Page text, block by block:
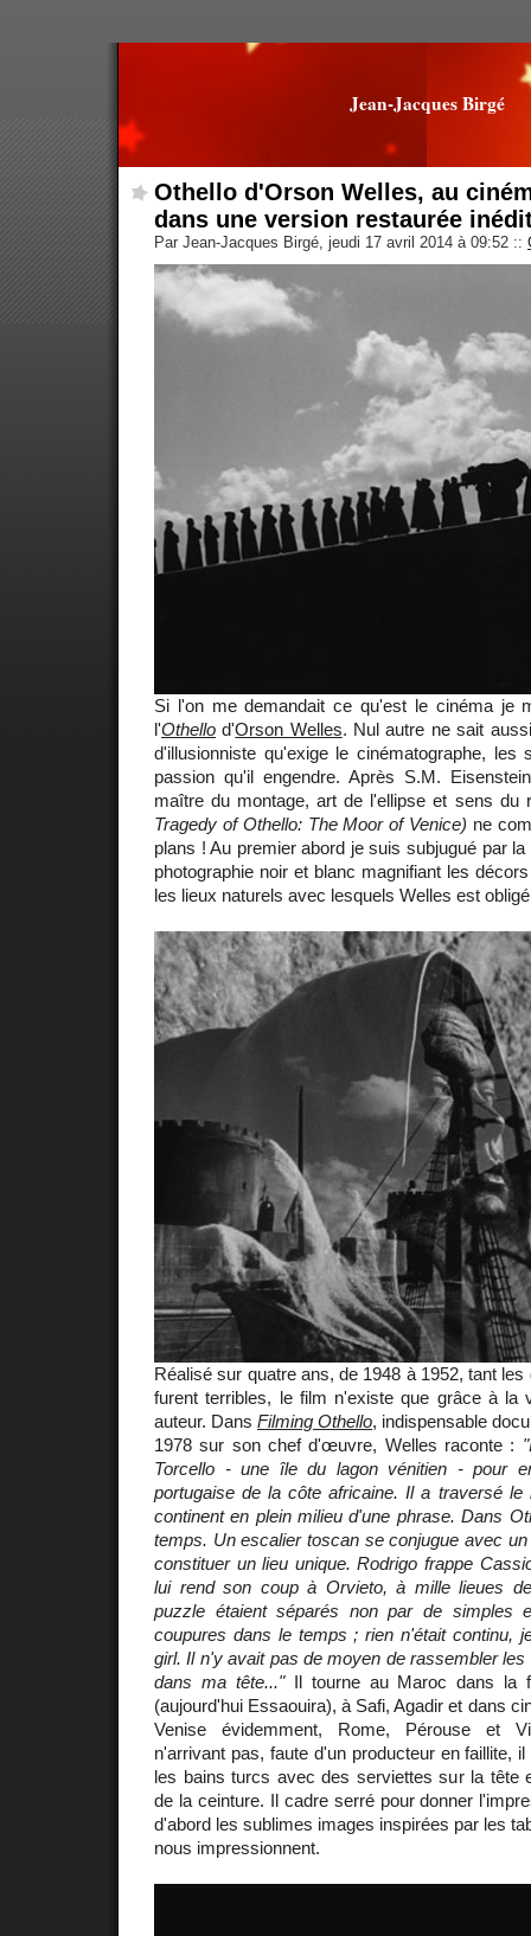
Jean-Jacques Birgé
Othello d'Orson Welles, au
dans une version restaurée
Par Jean-Jacques Birgé, jeudi 17 avril 2014 à 09:52 ::
Si l'on me demandait ce qu'est le cinéma je
l'Othello d'Orson Welles. Nul autre ne sait
d'illusionniste qu'exige le cinématographe, les
passion qu'il engendre. Après S.M.
maître du montage, art de l'ellipse et sens du
Tragedy of Othello: The Moor of Venice) ne
plans ! Au premier abord je suis subjugué par
photographie noir et blanc magnifiant les
les lieux naturels avec lesquels Welles est
Réalisé sur quatre ans, de 1948 à 1952, tant
furent terribles, le film n'existe que grâce à la
auteur. Dans Filming Othello, indispensable
1978 sur son chef d'œuvre, Welles raconte :
Torcello - une île du lagon vénitien - pour
portugaise de la côte africaine. Il a traversé
continent en plein milieu d'une phrase. Dans
temps. Un escalier toscan se conjugue avec
constituer un lieu unique. Rodrigo frappe
lui rend son coup à Orvieto, à mille lieues
puzzle étaient séparés non par de simples
coupures dans le temps ; rien n'était continu,
girl. Il n'y avait pas de moyen de rassembler
dans ma tête..." Il tourne au Maroc dans la
(aujourd'hui Essaouira), à Safi, Agadir et dans
Venise évidemment, Rome, Pérouse et
n'arrivant pas, faute d'un producteur en faillite,
les bains turcs avec des serviettes sur la tête
de la ceinture. Il cadre serré pour donner
d'abord les sublimes images inspirées par les
nous impressionnent.